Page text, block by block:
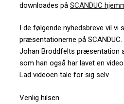
downloades på SCANDUC
I de følgende nyhedsbreve vil vi
præsentationerne på
Johan Broddfelts præsentation
som han også har lavet en
Lad videoen tale for sig selv.
Venlig hilsen